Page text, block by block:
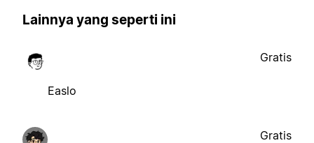
Lainnya yang seperti ini
Easlo
Gratis
Gratis